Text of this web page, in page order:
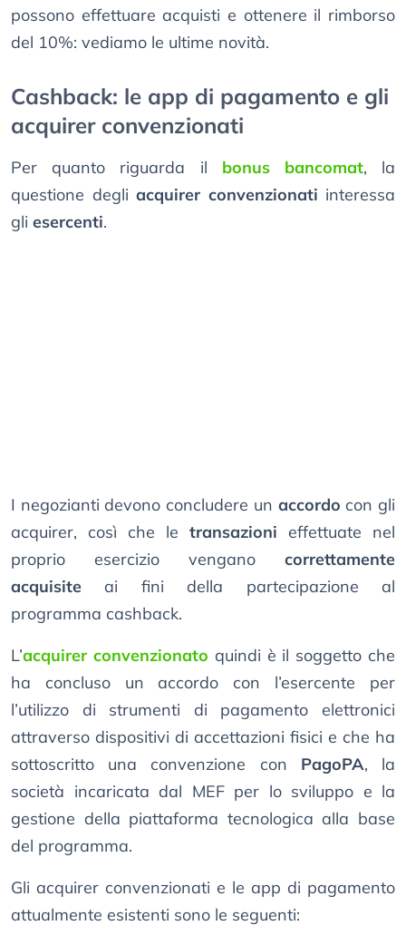
possono effettuare acquisti e ottenere il rimborso
del 10%: vediamo le ultime novità.
Cashback: le app di pagamento e gli
acquirer convenzionati
Per quanto riguarda il bonus bancomat, la
questione degli acquirer convenzionati interessa
gli esercenti.
I negozianti devono concludere un accordo con gli
acquirer, così che le transazioni effettuate nel
proprio esercizio vengano correttamente
acquisite ai fini della partecipazione al
programma cashback.
L’acquirer convenzionato quindi è il soggetto che
ha concluso un accordo con l’esercente per
l’utilizzo di strumenti di pagamento elettronici
attraverso dispositivi di accettazioni fisici e che ha
sottoscritto una convenzione con PagoPA, la
società incaricata dal MEF per lo sviluppo e la
gestione della piattaforma tecnologica alla base
del programma.
Gli acquirer convenzionati e le app di pagamento
attualmente esistenti sono le seguenti: